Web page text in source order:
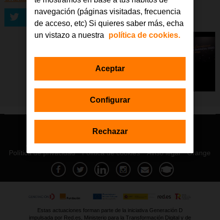
Enviar
© Orange 2026
Accesibilidad
Lectura accesible: Confort+
Contacto
Política de privacidad
Política de cookies Aviso legal Orange
Estas actuaciones forman parte de la iniciativa Generación D
impulsada por Red.es, Ministerio para la Transformación Digital y de
navegación (páginas visitadas, frecuencia
de acceso, etc) Si quieres saber más, echa
un vistazo a nuestra
política de cookies.
Configurar
Rechazar
Aceptar